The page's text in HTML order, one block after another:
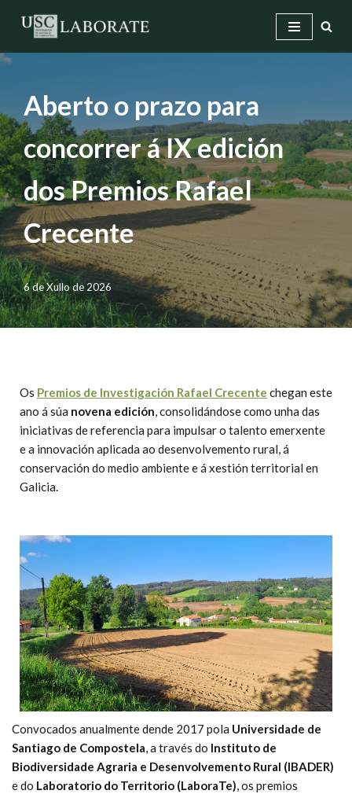
Saltar
Aberto o prazo para
concorrer á IX edición
dos Premios Rafael
Crecente
6 de Xullo de 2026
Os Premios de Investigación Rafael Crecente chegan este
ano á súa novena edición, consolidándose como unha das
iniciativas de referencia para impulsar o talento emerxente
e a innovación aplicada ao desenvolvemento rural, á
conservación do medio ambiente e á xestión territorial en
Galicia.
Convocados anualmente dende 2017 pola Universidade de
Santiago de Compostela, a través do Instituto de
Biodiversidade Agraria e Desenvolvemento Rural (IBADER)
e do Laboratorio do Territorio (LaboraTe), os premios